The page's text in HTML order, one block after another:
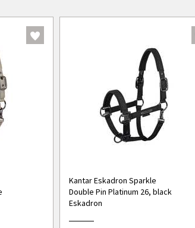
Kantar Eskadron Sparkle
Double Pin Platinum 26, black
Eskadron